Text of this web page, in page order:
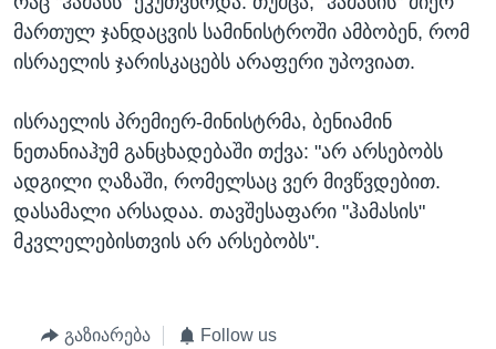
მართულ ჯანდაცვის სამინისტროში ამბობენ, რომ
ისრაელის ჯარისკაცებს არაფერი უპოვიათ.
ისრაელის პრემიერ-მინისტრმა, ბენიამინ
ნეთანიაჰუმ განცხადებაში თქვა: "არ არსებობს
ადგილი ღაზაში, რომელსაც ვერ მივწვდებით.
დასამალი არსადაა. თავშესაფარი "ჰამასის"
მკვლელებისთვის არ არსებობს".
გაზიარება Follow us